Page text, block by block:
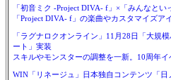
「初音ミク -Project DIVA- f」×「みんなとい
「Project DIVA- f」の楽曲やカスタマイズア
「ラグナロクオンライン」11月28日「大規
ート」実装
スキルやモンスターの調整を一新。10周年
WIN「リネージュ」日本独自コンテンツ「日